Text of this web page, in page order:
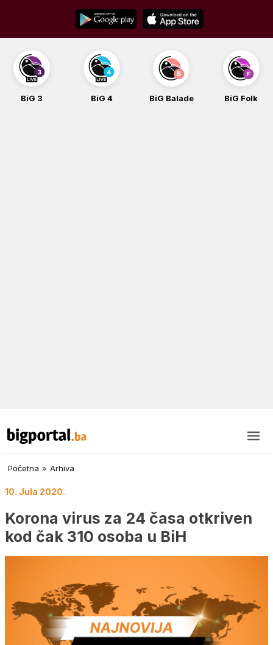
content
BiG 3 BiG 4 BiG Balade BiG Folk
Početna » Arhiva
10. Jula 2020.
Korona virus za 24 časa otkriven
kod čak 310 osoba u BiH